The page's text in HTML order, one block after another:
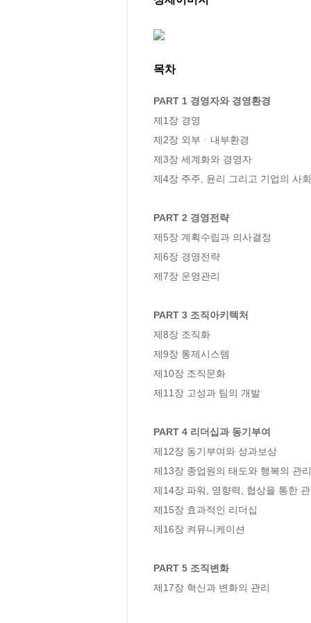
목차
PART 1 경영자와 경영환경
제1장 경영
제2장 외부ㆍ내부환경
제3장 세계화와 경영자
제4장 주주, 윤리 그리고 기업의 사
PART 2 경영전략
제5장 계획수립과 의사결정
제6장 경영전략
제7장 운영관리
PART 3 조직아키텍처
제8장 조직화
제9장 통제시스템
제10장 조직문화
제11장 고성과 팀의 개발
PART 4 리더십과 동기부여
제12장 동기부여와 성과보상
제13장 종업원의 태도와 행복의 관리
제14장 파워, 영향력, 협상을 통한
제15장 효과적인 리더십
제16장 켜뮤니케이션
PART 5 조직변화
제17장 혁신과 변화의 관리